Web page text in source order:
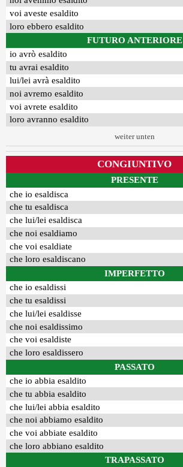
voi aveste esaldito
loro ebbero esaldito
FUTURO ANTERIORE
io avrò esaldito
tu avrai esaldito
lui/lei avrà esaldito
noi avremo esaldito
voi avrete esaldito
loro avranno esaldito
weiter unten
CONGIUNTIVO
PRESENTE
che io esaldisca
che tu esaldisca
che lui/lei esaldisca
che noi esaldiamo
che voi esaldiate
che loro esaldiscano
IMPERFETTO
che io esaldissi
che tu esaldissi
che lui/lei esaldisse
che noi esaldissimo
che voi esaldiste
che loro esaldissero
PASSATO
che io abbia esaldito
che tu abbia esaldito
che lui/lei abbia esaldito
che noi abbiamo esaldito
che voi abbiate esaldito
che loro abbiano esaldito
TRAPASSATO